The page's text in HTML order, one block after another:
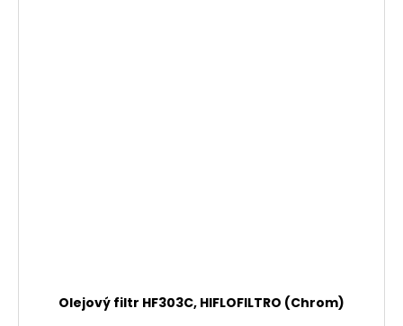
Olejový filtr HF303C, HIFLOFILTRO (Chrom)